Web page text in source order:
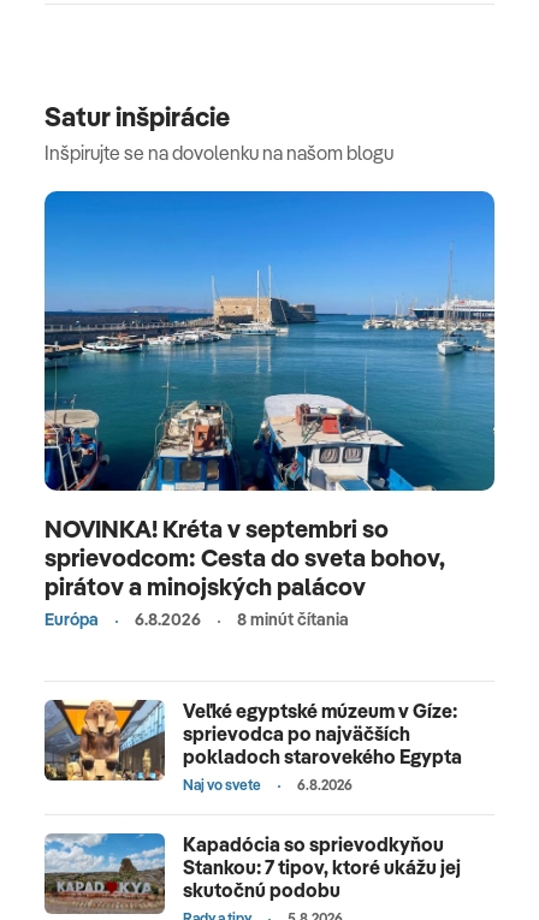
Satur inšpirácie
Inšpirujte se na dovolenku na našom blogu
NOVINKA! Kréta v septembri so
sprievodcom: Cesta do sveta bohov,
pirátov a minojských palácov
Európa 6.8.2026 8 minút čítania
Veľké egyptské múzeum v Gíze:
sprievodca po najväčších
pokladoch starovekého Egypta
Naj vo svete 6.8.2026
Kapadócia so sprievodkyňou
Stankou: 7 tipov, ktoré ukážu jej
skutočnú podobu